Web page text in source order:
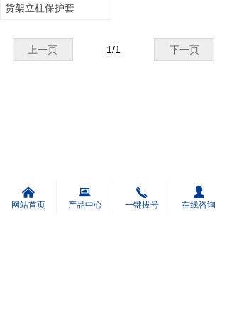
货架立柱保护套
上一页 下一页
1/1
낀
网站首页
뀵
产品中心
끅
一键拔号
넙
在线咨询